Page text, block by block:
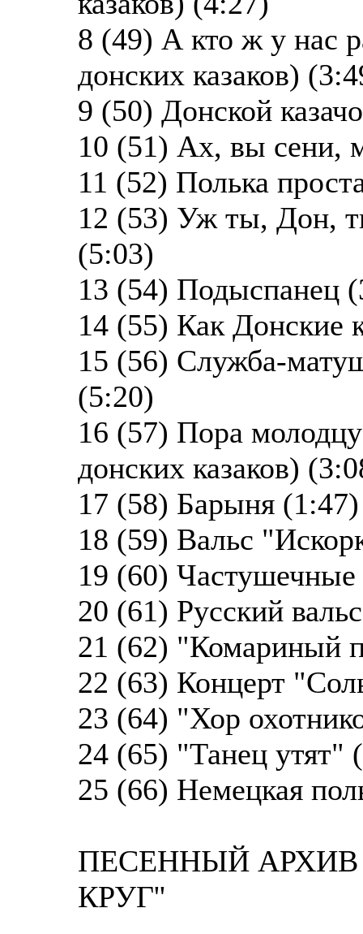
8 (49) А кто ж у нас
донских казаков)
9 (50) Донской
10 (51) Ах, вы сени,
11 (52) Полька
12 (53) Уж ты, Дон,
(5:03)
13 (54) Подыспанец
14 (55) Как Донские
15 (56) Служба-
(5:20)
16 (57) Пора молодцу
донских казаков)
17 (58) Барыня (1:47)
18 (59) Вальс
19 (60)
20 (61) Русский
21 (62) "Комариный
22 (63) Концерт
23 (64) "Хор
24 (65) "Танец утят"
25 (66) Немецкая
ПЕСЕННЫЙ
КРУГ''